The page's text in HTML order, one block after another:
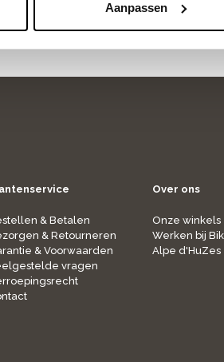
Aanpassen
& Betalen
& Retourneren
& Voorwaarden
vragen
Over ons
Onze winkels
Werken bij
Alpe d'HuZes